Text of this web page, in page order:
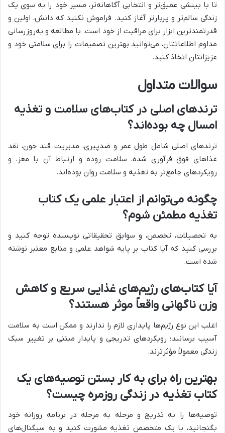
تا با بینشی عمیق‌تر و انتخابی آگاهانه‌تر، مسیر خود را به سوی یک
زندگی سالم‌تر و پربارتر آغاز کنید. فراموش نکنید که دانش، اولین و
قدرتمندترین ابزار برای مراقبت از خود است. با مطالعه و به‌روزرسانی
مداوم اطلاعاتتان، می‌توانید بهترین تصمیمات را برای سلامتی خود و
عزیزانتان اتخاذ کنید.
سوالات متداول
ترندهای اصلی در کتاب‌های سلامت و تغذیه
امسال چه بوده‌اند؟
ترندهای اصلی شامل طول عمر و ضدپیری، مدیریت قند خون، نقد
غذاهای فوق فرآوری شده، سلامت روده و ارتباط آن با مغز، و
رویکردهای جامع‌تر به تغذیه و سلامت روان بوده‌اند.
چگونه می‌توانم از اعتبار علمی یک کتاب
تغذیه مطمئن شوم؟
به تحصیلات، تخصص، و سوابق تحقیقاتی نویسنده توجه کنید و
بررسی کنید که آیا کتاب بر پایه شواهد علمی و منابع معتبر نوشته
شده است.
آیا کتاب‌های رژیم‌های غذایی سریع و کاهش
وزن ناگهانی واقعاً موثر هستند؟
اغلب این نوع رژیم‌ها پایداری لازم را ندارند و ممکن است به سلامت
آسیب برسانند؛ رویکردهای تدریجی و پایدار مبتنی بر تغییر سبک
زندگی معمولاً مؤثرترند.
بهترین راه برای به کار بستن توصیه‌های یک
کتاب تغذیه در زندگی روزمره چیست؟
توصیه‌ها را به تدریج و مرحله به مرحله در برنامه روزانه خود
بگنجانید، با یک متخصص تغذیه مشورت کنید و به سیگنال‌های